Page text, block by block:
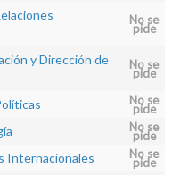
No se
pide
y Dirección de
No se
pide
No se
pide
No se
pide
Internacionales No se
pide